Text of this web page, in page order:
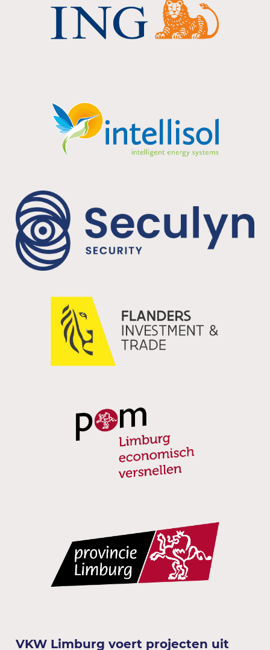
VKW Limburg voert projecten uit